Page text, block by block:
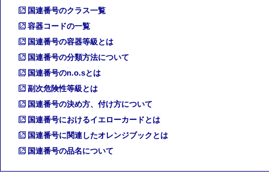
国連番号のクラス一覧
容器コードの一覧
国連番号の容器等級とは
国連番号の分類方法について
国連番号のn.o.sとは
副次危険性等級とは
国連番号の決め方、付け方について
国連番号におけるイエローカードとは
国連番号に関連したオレンジブックとは
国連番号の品名について